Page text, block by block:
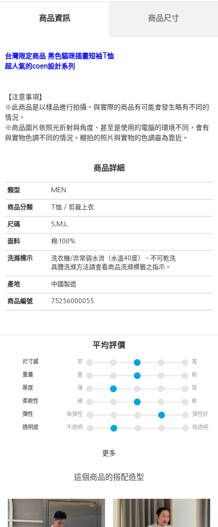
商品資訊 商品尺寸
台灣限定商品 黑色貓咪插畫短袖T恤
超人氣的coen設計系列
【注意事項】
※此商品是以樣品進行拍攝。與實際的商品有可能會發生略有不同的
情況。
※商品圖片依照光折射與角度、甚至是使用的電腦的環境不同，會有
與實物色調不同的情況。棚拍的照片與實物的色調最為靠近。
商品詳細
類型 MEN
商品分類 T恤 / 剪裁上衣
尺碼 S,M,L
面料 棉:100%
洗滌標示
洗衣機/非常弱水流（水溫40度）、不可乾洗
具體洗滌方法請查看商品洗滌標籤之指示。
產地 中國製造
商品編號 75256000055
平均評價
尺寸感 窄 寬
重量 重 輕
厚度 薄 厚
柔軟性 硬 軟
彈性 無彈性 彈性好
透明度 不透明 很透明
coen
0cm
尺寸感
更多
這個商品的搭配造型